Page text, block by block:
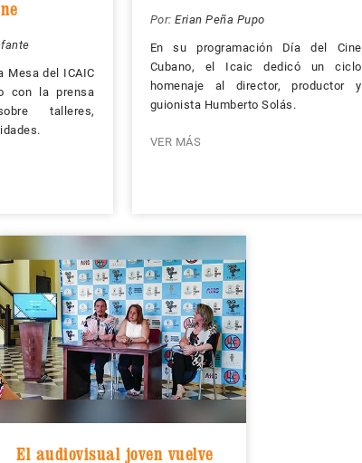
Mesa del ICAIC
con la prensa
talleres,
Por: Erian Peña Pupo
En su programación Día del Cine
Cubano, el Icaic dedicó un ciclo
homenaje al director, productor y
guionista Humberto Solás.
VER MÁS
El audiovisual joven vuelve